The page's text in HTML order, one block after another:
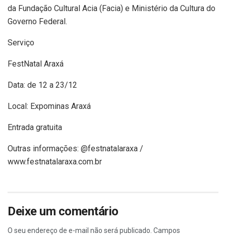
da Fundação Cultural Acia (Facia) e Ministério da Cultura do
Governo Federal.
Serviço
FestNatal Araxá
Data: de 12 a 23/12
Local: Expominas Araxá
Entrada gratuita
Outras informações: @festnatalaraxa /
www.festnatalaraxa.com.br
Deixe um comentário
O seu endereço de e-mail não será publicado. Campos